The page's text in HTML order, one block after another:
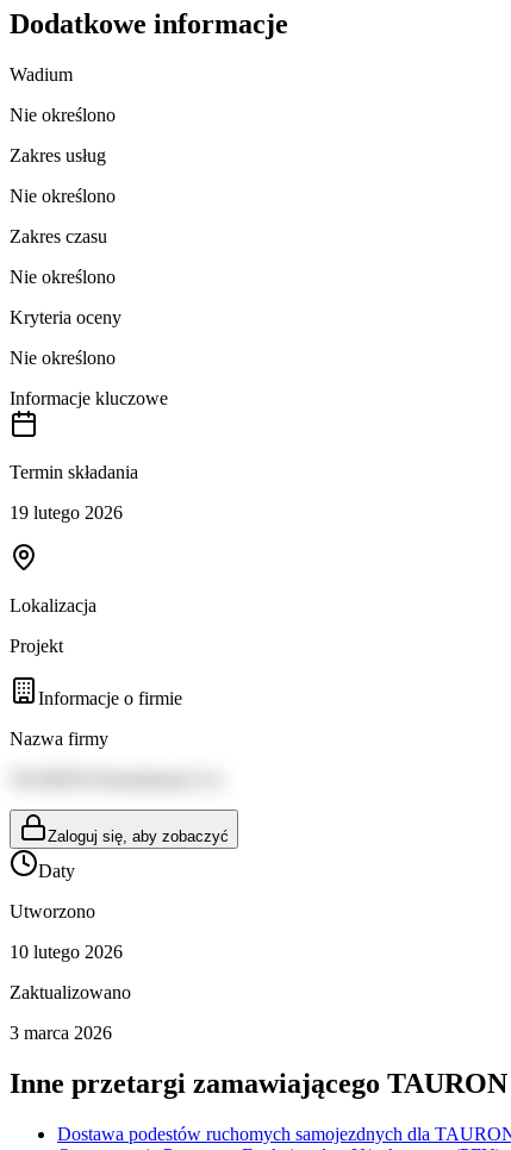
Dodatkowe informacje
Wadium
Nie określono
Zakres usług
Nie określono
Zakres czasu
Nie określono
Kryteria oceny
Nie określono
Informacje kluczowe
Termin składania
19 lutego 2026
Lokalizacja
Projekt
Informacje o firmie
Nazwa firmy
Zaloguj się, aby zobaczyć
Daty
Utworzono
10 lutego 2026
Zaktualizowano
3 marca 2026
Inne przetargi zamawiającego
Dostawa podestów ruchomych samojezdnych dla